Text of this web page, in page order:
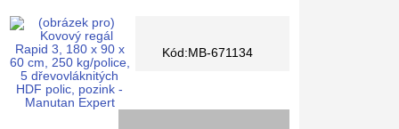
Kód:MB-671134